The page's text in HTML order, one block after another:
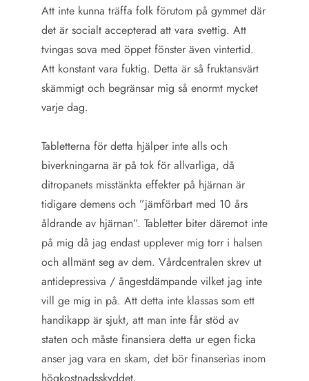
Att inte kunna träffa folk förutom på gymmet där
det är socialt accepterad att vara svettig. Att
tvingas sova med öppet fönster även vintertid.
Att konstant vara fuktig. Detta är så fruktansvärt
skämmigt och begränsar mig så enormt mycket
varje dag.
Tabletterna för detta hjälper inte alls och
biverkningarna är på tok för allvarliga, då
ditropanets misstänkta effekter på hjärnan är
tidigare demens och ”jämförbart med 10 års
åldrande av hjärnan”. Tabletter biter däremot inte
på mig då jag endast upplever mig torr i halsen
och allmänt seg av dem. Vårdcentralen skrev ut
antidepressiva / ångestdämpande vilket jag inte
vill ge mig in på. Att detta inte klassas som ett
handikapp är sjukt, att man inte får stöd av
staten och måste finansiera detta ur egen ficka
anser jag vara en skam, det bör finanserias inom